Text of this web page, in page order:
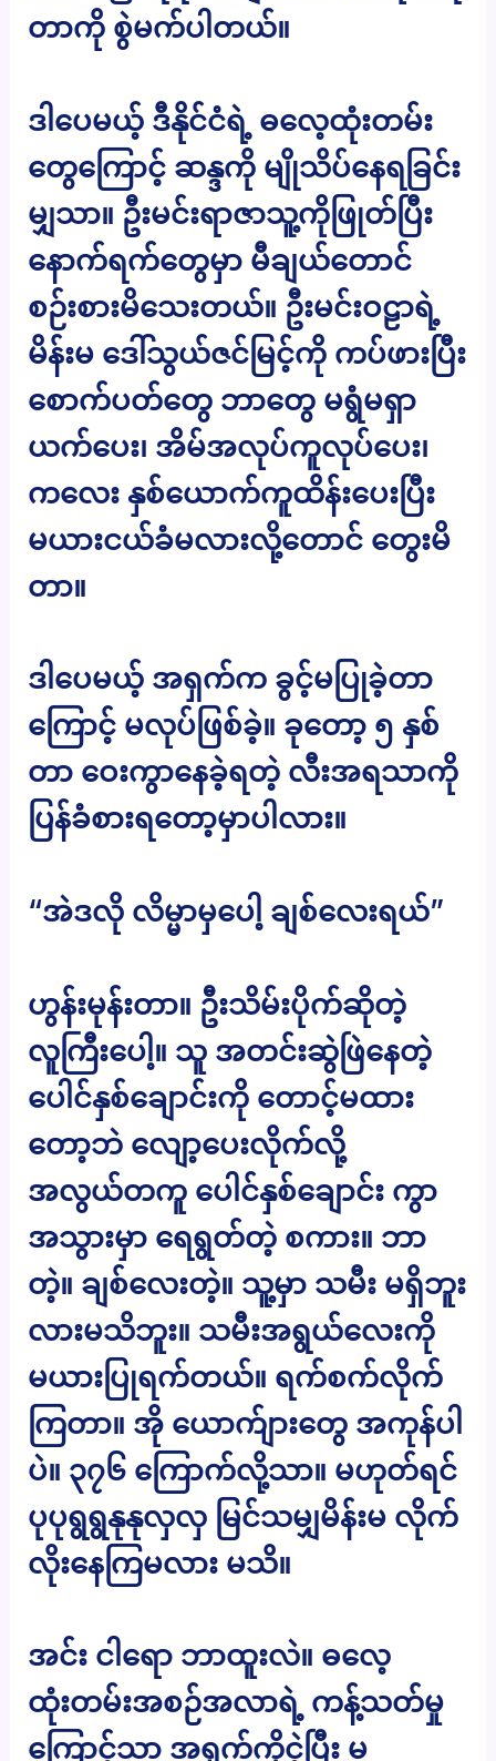
တာကို စွဲမက်ပါတယ်။
ဒါပေမယ့် ဒီနိုင်ငံရဲ့ ဓလေ့ထုံးတမ်း
တွေကြောင့် ဆန္ဒကို မျိုသိပ်နေရခြင်း
မျှသာ။ ဦးမင်းရာဇာသူ့ကိုဖြုတ်ပြီး
နောက်ရက်တွေမှာ မီချယ်တောင်
စဉ်းစားမိသေးတယ်။ ဦးမင်းဝဠာရဲ့
မိန်းမ ဒေါ်သွယ်ဇင်မြင့်ကို ကပ်ဖားပြီး
စောက်ပတ်တွေ ဘာတွေ မရွံမရှာ
ယက်ပေး၊ အိမ်အလုပ်ကူလုပ်ပေး၊
ကလေး နှစ်ယောက်ကူထိန်းပေးပြီး
မယားငယ်ခံမလားလို့တောင် တွေးမိ
တာ။
ဒါပေမယ့် အရှက်က ခွင့်မပြုခဲ့တာ
ကြောင့် မလုပ်ဖြစ်ခဲ့။ ခုတော့ ၅ နှစ်
တာ ဝေးကွာနေခဲ့ရတဲ့ လီးအရသာကို
ပြန်ခံစားရတော့မှာပါလား။
“အဲဒလို လိမ္မာမှပေါ့ ချစ်လေးရယ်”
ဟွန်းမုန်းတာ။ ဦးသိမ်းပိုက်ဆိုတဲ့
လူကြီးပေါ့။ သူ အတင်းဆွဲဖြဲနေတဲ့
ပေါင်နှစ်ချောင်းကို တောင့်မထား
တော့ဘဲ လျော့ပေးလိုက်လို့
အလွယ်တကူ ပေါင်နှစ်ချောင်း ကွာ
အသွားမှာ ရေရွတ်တဲ့ စကား။ ဘာ
တဲ့။ ချစ်လေးတဲ့။ သူ့မှာ သမီး မရှိဘူး
လားမသိဘူး။ သမီးအရွယ်လေးကို
မယားပြုရက်တယ်။ ရက်စက်လိုက်
ကြတာ။ အို ယောက်ျားတွေ အကုန်ပါ
ပဲ။ ၃၇၆ ကြောက်လို့သာ။ မဟုတ်ရင်
ပုပုရွရွနုနုလှလှ မြင်သမျှမိန်းမ လိုက်
လိုးနေကြမလား မသိ။
အင်း ငါရော ဘာထူးလဲ။ ဓလေ့
ထုံးတမ်းအစဉ်အလာရဲ့ ကန့်သတ်မှု
ကြောင့်သာ အရှက်ကိုငဲ့ပြီး မ